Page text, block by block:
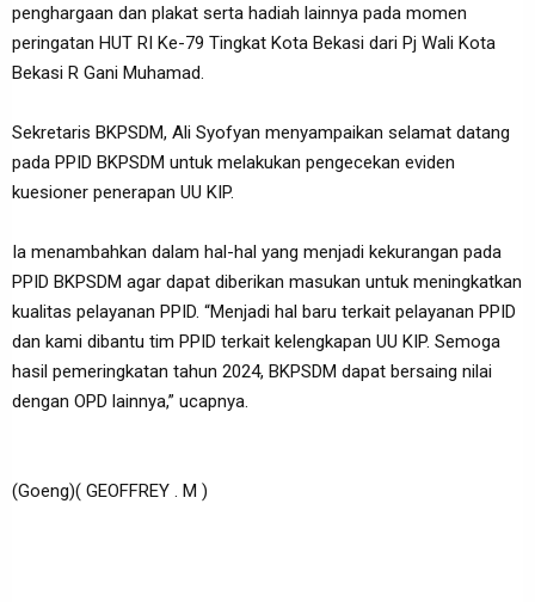
penghargaan dan plakat serta hadiah lainnya pada momen
peringatan HUT RI Ke-79 Tingkat Kota Bekasi dari Pj Wali Kota
Bekasi R Gani Muhamad.
Sekretaris BKPSDM, Ali Syofyan menyampaikan selamat datang
pada PPID BKPSDM untuk melakukan pengecekan eviden
kuesioner penerapan UU KIP.
Ia menambahkan dalam hal-hal yang menjadi kekurangan pada
PPID BKPSDM agar dapat diberikan masukan untuk meningkatkan
kualitas pelayanan PPID. “Menjadi hal baru terkait pelayanan PPID
dan kami dibantu tim PPID terkait kelengkapan UU KIP. Semoga
hasil pemeringkatan tahun 2024, BKPSDM dapat bersaing nilai
dengan OPD lainnya,” ucapnya.
(Goeng)( GEOFFREY . M )